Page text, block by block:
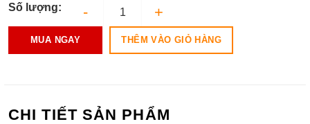
Số lượng:
MUA NGAY THÊM VÀO GIỎ HÀNG
CHI TIẾT SẢN PHẨM